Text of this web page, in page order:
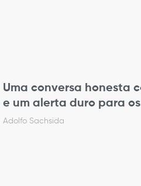
Uma conversa honesta
e um alerta duro para
Adolfo Sachsida